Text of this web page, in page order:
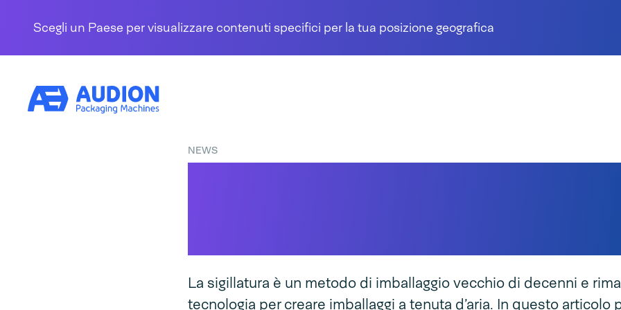
Scegli un Paese per visualizzare contenuti specifici per la tua posizione geografica
NEWS
La sigillatura è un metodo di imballaggio vecchio di decenni e
tecnologia per creare imballaggi a tenuta d’aria. In questo articolo